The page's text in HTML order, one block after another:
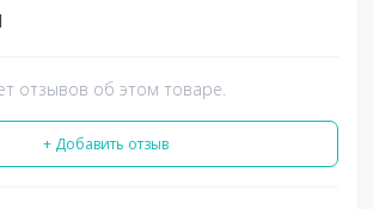
отзывов об этом товаре.
+ Добавить отзыв